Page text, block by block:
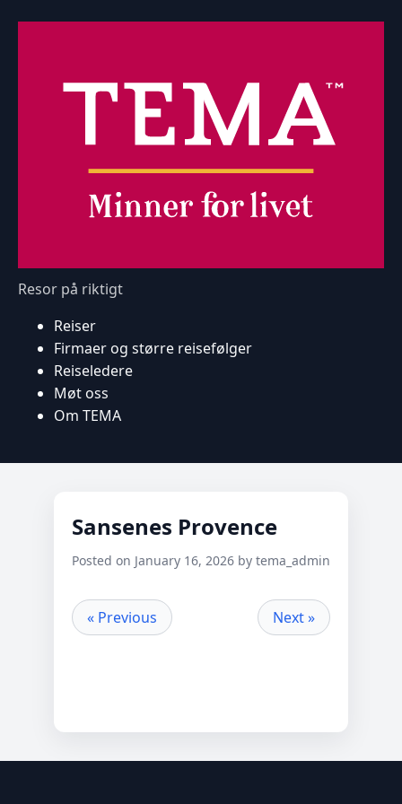
Resor på riktigt
Reiser
Firmaer og større reisefølger
Reiseledere
Møt oss
Om TEMA
Sansenes Provence
Posted on January 16, 2026 by tema_admin
« Previous Next »